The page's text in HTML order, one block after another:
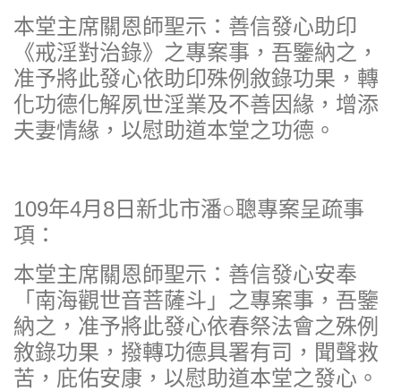
本堂主席關恩師聖示：善信發心助印
《戒淫對治錄》之專案事，吾鑒納之，
准予將此發心依助印殊例敘錄功果，轉
化功德化解夙世淫業及不善因緣，增添
夫妻情緣，以慰助道本堂之功德。
109年4月8日新北市潘○聰專案呈疏事
項：
本堂主席關恩師聖示：善信發心安奉
「南海觀世音菩薩斗」之專案事，吾鑒
納之，准予將此發心依春祭法會之殊例
敘錄功果，撥轉功德具署有司，聞聲救
苦，庇佑安康，以慰助道本堂之發心。